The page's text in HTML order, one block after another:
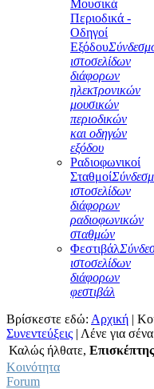
Μουσικά
Περιοδικά -
Οδηγοί
Εξόδου
ιστοσελίδων
διάφορων
ηλεκτρονικών
μουσικών
περιοδικών
και οδηγών
εξόδου
Ραδιοφωνικοί
Σταθμοί
ιστοσελίδων
διάφορων
ραδιοφωνικών
σταθμών
Φεστιβάλ
ιστοσελίδων
διάφορων
φεστιβάλ
Βρίσκεστε εδώ: Αρχική |
Συνεντεύξεις | Λένε για
Καλώς ήλθατε, Επισκέπτης
Κοινότητα
Forum